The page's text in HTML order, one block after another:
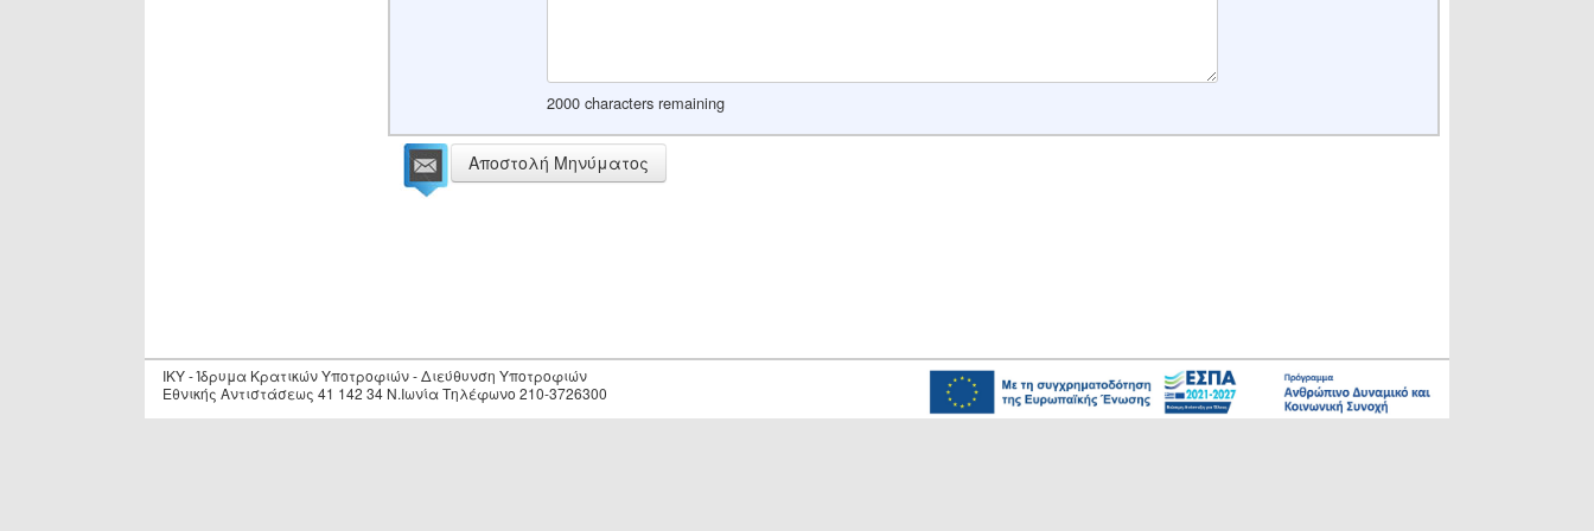
2000 characters remaining
Αποστολή Μηνύματος
IKY - Ίδρυμα Κρατικών Υποτροφιών - Διεύθυνση Υποτροφιών
Εθνικής Αντιστάσεως 41 142 34 Ν.Ιωνία Τηλέφωνο 210-3726300